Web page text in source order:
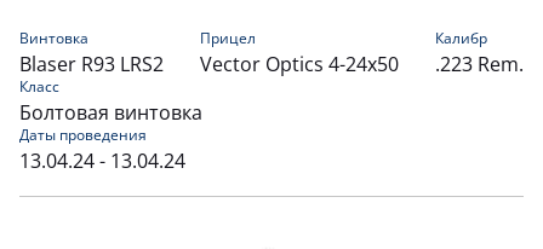
Винтовка
Blaser R93 LRS2
Прицел
Vector Optics 4-24x50
Калибр
.223 Rem.
Класс
Болтовая винтовка
Даты проведения
13.04.24 - 13.04.24